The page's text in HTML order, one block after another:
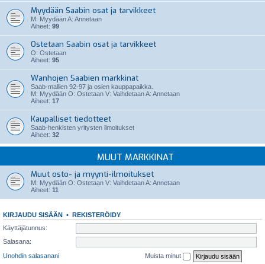
Myydään Saabin osat ja tarvikkeet
M: Myydään A: Annetaan
Aiheet: 99
Ostetaan Saabin osat ja tarvikkeet
O: Ostetaan
Aiheet: 95
Wanhojen Saabien markkinat
Saab-mallien 92-97 ja osien kauppapaikka.
M: Myydään O: Ostetaan V: Vaihdetaan A: Annetaan
Aiheet: 17
Kaupalliset tiedotteet
Saab-henkisten yritysten ilmoitukset
Aiheet: 32
MUUT MARKKINAT
Muut osto- ja myynti-ilmoitukset
M: Myydään O: Ostetaan V: Vaihdetaan A: Annetaan
Aiheet: 11
KIRJAUDU SISÄÄN • REKISTERÖIDY
Käyttäjätunnus:
Salasana:
Unohdin salasanani
Muista minut